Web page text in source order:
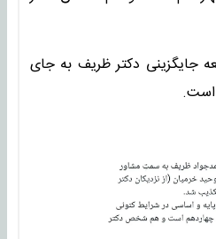
جایگزینی دکتر ظریف به جای
است.